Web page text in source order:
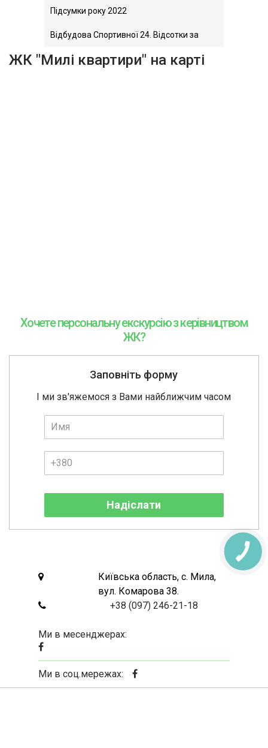
Підсумки року 2022
Відбудова Спортивної 24. Відсотки за
компенсацію
ЖК "Милі квартири" на карті
Хочете персональну екскурсію з керівництвом
ЖК?
Заповніть форму
І ми зв'яжемося з Вами найближчим часом
Київська область, с. Мила,
вул. Комарова 38.
+38 (097) 246-21-18
Ми в месенджерах:
Ми в соц.мережах: